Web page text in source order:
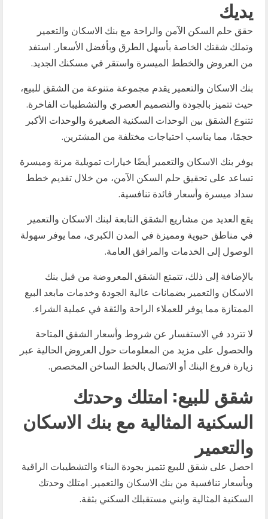
يديك
حقق حلم السكن الآمن والراحة مع بنك الاسكان والتعمير
وتملك شقتك الخاصة بأسهل الطرق وبأفضل الأسعار. استفد
من العروض والخطط الميسرة واستقر في مسكنك الجديد.
بنك الاسكان والتعمير يقدم مجموعة متنوعة من الشقق للبيع،
حيث تتميز بالجودة والتصميم العصري والتشطيبات الفاخرة.
تتنوع الشقق بين الوحدات السكنية الصغيرة والوحدات الأكبر
حجمًا، مما يناسب احتياجات مختلفة من المشترين.
يوفر بنك الاسكان والتعمير أيضًا خيارات تمويلية مرنة وميسرة
تساعد على تحقيق حلم السكن الآمن، من خلال تقديم خطط
سداد ميسرة وأسعار فائدة تنافسية.
يقع العديد من مشاريع الشقق التابعة لبنك الاسكان والتعمير
في مناطق حيوية ومميزة في المدن الكبرى، مما يوفر سهولة
الوصول إلى الخدمات والمرافق العامة.
بالإضافة إلى ذلك، تتمتع الشقق المعروضة من قبل بنك
الاسكان والتعمير بضمانات عالية الجودة وخدمات مابعد البيع
الممتازة مما يوفر للعملاء الراحة والثقة في عملية الشراء.
لا تتردد في الاستفسار عن شروط وأسعار الشقق المتاحة
والحصول على مزيد من المعلومات حول العروض الحالية عبر
زيارة فروع البنك أو الاتصال بالخط الساخن المخصص.
شقق للبيع: امتلك وحدتك
السكنية المثالية مع بنك الاسكان
والتعمير
احصل على شقق للبيع تتميز بجودة البناء والتشطيبات الراقية
وبأسعار تنافسية من بنك الاسكان والتعمير. امتلك وحدتك
السكنية المثالية وابني مستقبلك السكني بثقة.